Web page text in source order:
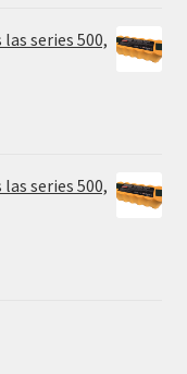
series 500,
series 500,